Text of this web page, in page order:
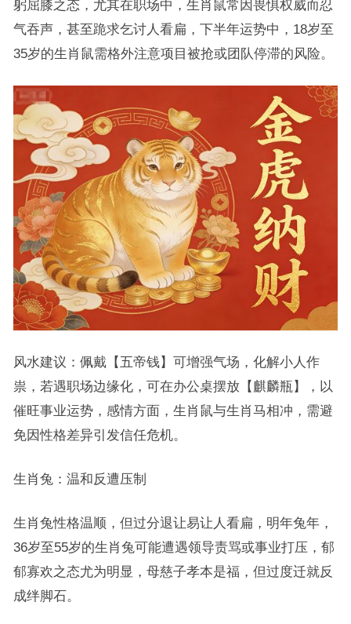
躬屈膝之态，尤其在职场中，生肖鼠常因畏惧权威而忍
气吞声，甚至跪求乞讨人看扁，下半年运势中，18岁至
35岁的生肖鼠需格外注意项目被抢或团队停滞的风险。
风水建议：佩戴【五帝钱】可增强气场，化解小人作
祟，若遇职场边缘化，可在办公桌摆放【麒麟瓶】，以
催旺事业运势，感情方面，生肖鼠与生肖马相冲，需避
免因性格差异引发信任危机。
生肖兔：温和反遭压制
生肖兔性格温顺，但过分退让易让人看扁，明年兔年，
36岁至55岁的生肖兔可能遭遇领导责骂或事业打压，郁
郁寡欢之态尤为明显，母慈子孝本是福，但过度迁就反
成绊脚石。